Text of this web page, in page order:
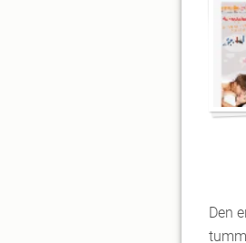
Den